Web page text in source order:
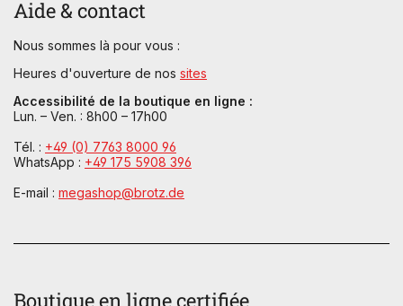
Aide & contact
Nous sommes là pour vous :
Heures d'ouverture de nos sites
Accessibilité de la boutique en ligne :
Lun. – Ven. : 8h00 – 17h00
Tél. : +49 (0) 7763 8000 96
WhatsApp : +49 175 5908 396
E-mail : megashop@brotz.de
Boutique en ligne certifiée